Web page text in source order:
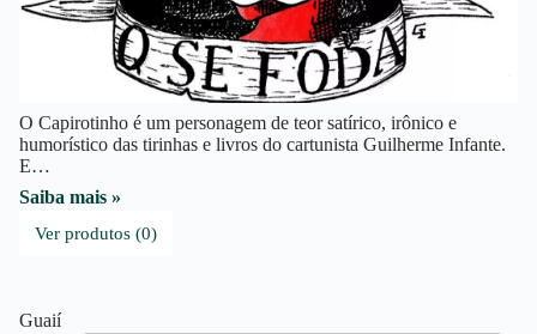
O Capirotinho é um personagem de teor satírico, irônico e
humorístico das tirinhas e livros do cartunista Guilherme Infante.
E…
Saiba mais »
Ver produtos (0)
Guaií